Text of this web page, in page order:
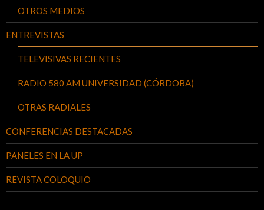
OTROS MEDIOS
ENTREVISTAS
TELEVISIVAS RECIENTES
RADIO 580 AM UNIVERSIDAD (CÓRDOBA)
OTRAS RADIALES
CONFERENCIAS DESTACADAS
PANELES EN LA UP
REVISTA COLOQUIO